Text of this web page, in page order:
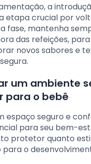
a
etapa crucial por
fase, mantenha
das refeições,
novos sabores e
um ambiente
para o bebê
espaço seguro e
para seu bem-
protetor quanto
o